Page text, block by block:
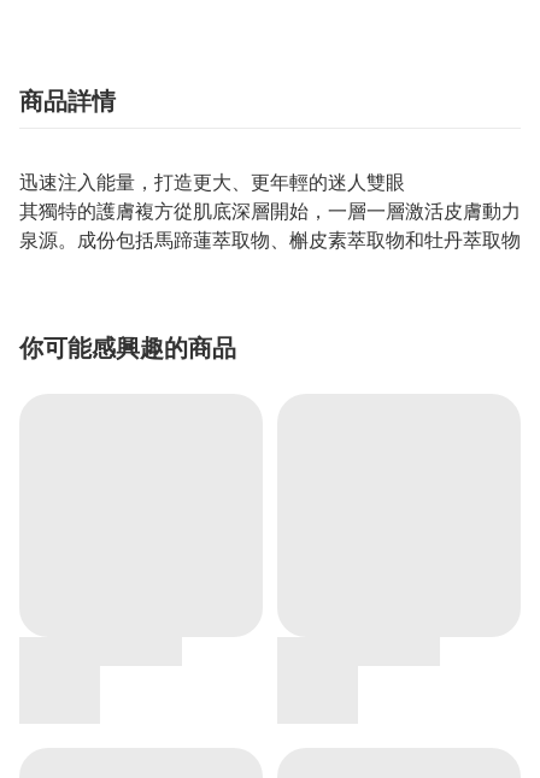
商品詳情
迅速注入能量，打造更大、更年輕的迷人雙眼
其獨特的護膚複方從肌底深層開始，一層一層激活皮膚動力
泉源。成份包括馬蹄蓮萃取物、槲皮素萃取物和牡丹萃取物
你可能感興趣的商品